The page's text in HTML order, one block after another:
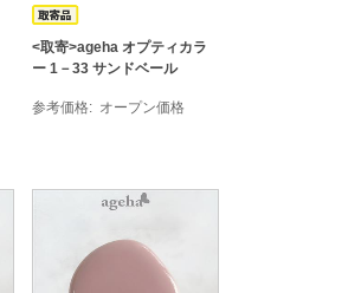
<取寄>ageha オプティカラ
ー 1－33 サンドベール
参考価格 オープン価格